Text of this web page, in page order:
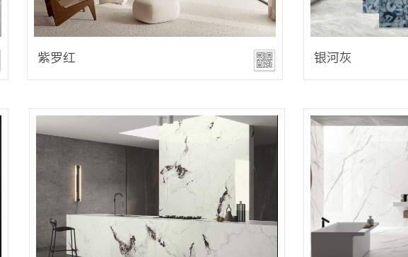
紫罗红 银河灰